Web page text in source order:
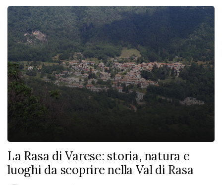
La Rasa di Varese: storia, natura e
luoghi da scoprire nella Val di Rasa